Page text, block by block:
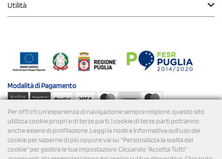
Per offrirti un'esperienza di navigazione sempre migliore, questo sito
utilizza cookie propri e di terze parti. I cookie di terze parti potranno
anche essere di profilazione. Leggi la nostra Informativa sull’uso dei
cookie per saperne di più oppure vai su “Personalizza la scelta dei
cookie” per gestire le tue impostazioni. Cliccando "Accetta Tutti"
Utilità
Modalità diPagamento
Spedizioni